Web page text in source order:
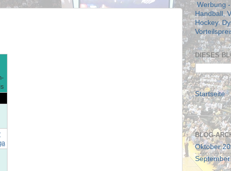
Werbung
Handball,
Hockey.
DIESES
Startseite
BLOG-
Oktober